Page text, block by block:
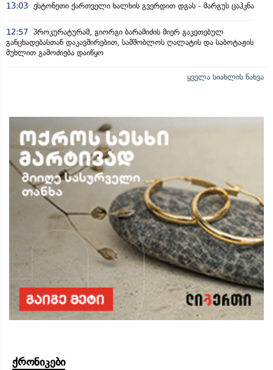
13:03 ესტონეთი ქართველი ხალხის გვერდით დგას - მარგუს ცაჰკნა
12:57 პროკურატურამ, გიორგი ბარამიძის მიერ გაკეთებულ
განცხადებასთან დაკავშირებით, სამშობლოს ღალატის და საბოტაჟის
მუხლით გამოძიება დაიწყო
ყველა სიახლის ნახვა
ქრონიკები